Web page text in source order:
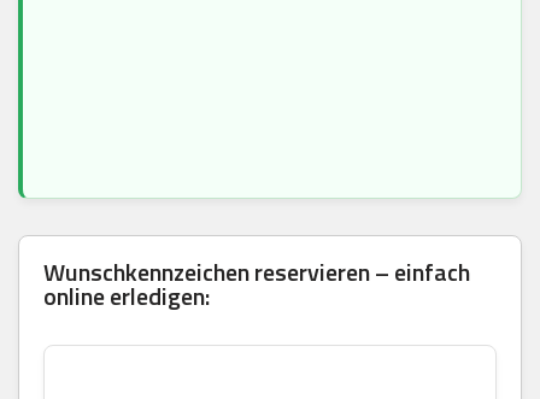
Wunschkennzeichen reservieren – einfach
online erledigen: